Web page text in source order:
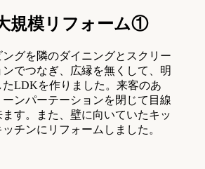
規模リフォーム①
グを隣のダイニングとスクリー
でつなぎ、広縁を無くして、明
たLDKを作りました。来客のあ
ンパーテーションを閉じて目線
す。また、壁に向いていたキッ
チンにリフォームしました。